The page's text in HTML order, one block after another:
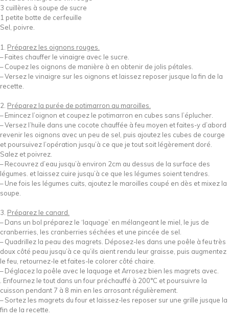
3 cuillères à soupe de sucre
1 petite botte de cerfeuille
Sel, poivre.
1. Préparez les oignons rouges.
– Faites chauffer le vinaigre avec le sucre.
– Coupez les oignons de manière à en obtenir de jolis pétales.
– Versez le vinaigre sur les oignons et laissez reposer jusque la fin de la
recette.
2. Préparez la purée de potimarron au maroilles.
– Emincez l’oignon et coupez le potimarron en cubes sans l’éplucher.
– Versez l’huile dans une cocote chauffée à feu moyen et faites-y d’abord
revenir les oignons avec un peu de sel, puis ajoutez les cubes de courge
et poursuivez l’opération jusqu’à ce que je tout soit légèrement doré.
Salez et poivrez.
– Recouvrez d’eau jusqu’à environ 2cm au dessus de la surface des
légumes. et laissez cuire jusqu’à ce que les légumes soient tendres.
– Une fois les légumes cuits, ajoutez le maroilles coupé en dès et mixez la
soupe.
3. Préparez le canard.
– Dans un bol préparez le ‘laquage’ en mélangeant le miel, le jus de
cranberries, les cranberries séchées et une pincée de sel.
– Quadrillez la peau des magrets. Déposez-les dans une poêle à feu très
doux côté peau jusqu’à ce qu’ils aient rendu leur graisse, puis augmentez
le feu, retournez-le et faites-le colorer côté chaire.
– Déglacez la poêle avec le laquage et Arrosez bien les magrets avec.
. Enfournez le tout dans un four préchauffé à 200°C et poursuivre la
cuisson pendant 7 à 8 min en les arrosant régulièrement.
– Sortez les magrets du four et laissez-les reposer sur une grille jusque la
fin de la recette.